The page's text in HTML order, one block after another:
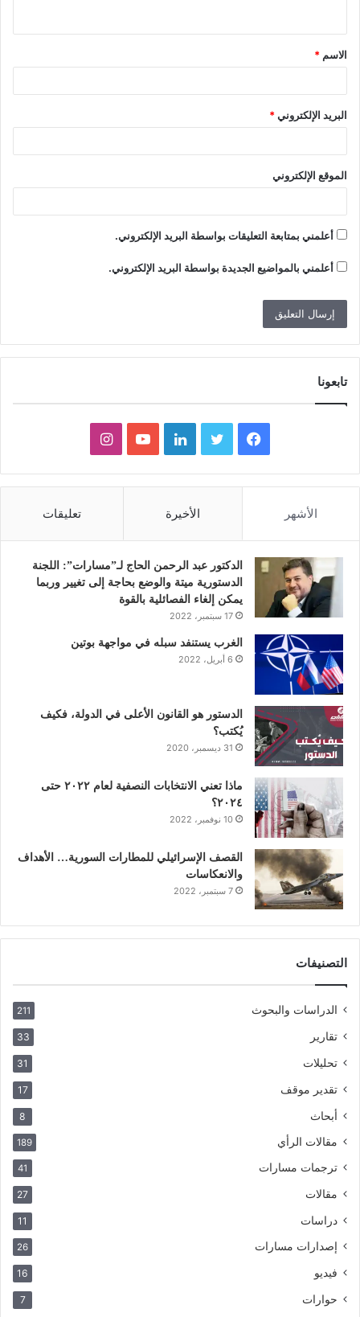
ق
*
الاسم *
البريد الإلكتروني*
الموقع الإلكتروني
أعلمني بمتابعة التعليقات بواسطة البريد الإلكتروني.
أعلمني بالمواضيع الجديدة بواسطة البريد الإلكتروني.
تابعونا
ي
و
ك
و
ر
ي
د
إ
و
و
ب
ن
ق
الأشهر الأخيرة تعليقات
الدكتور عبد الرحمن الحاج لـ”مسارات”: اللجنة
الدستورية ميتة والوضع بحاجة إلى تغيير وربما
يمكن إلغاء الفصائلية بالقوة
17 سبتمبر، 2022
الغرب يستنفد سبله في مواجهة بوتين
6 أبريل، 2022
الدستور هو القانون الأعلى في الدولة، فكيف
يُكتب؟
31 ديسمبر، 2020
ماذا تعني الانتخابات النصفية لعام ٢٠٢٢ حتى
٢٠٢٤؟
10 نوفمبر، 2022
القصف الإسرائيلي للمطارات السورية… الأهداف
والانعكاسات
7 سبتمبر، 2022
التصنيفات
الدراسات والبحوث 211
تقارير 33
تحليلات 31
تقدير موقف 17
أبحاث 8
مقالات الرأي 189
ترجمات مسارات 41
مقالات 27
دراسات 11
إصدارات مسارات 26
فيديو 16
حوارات 7